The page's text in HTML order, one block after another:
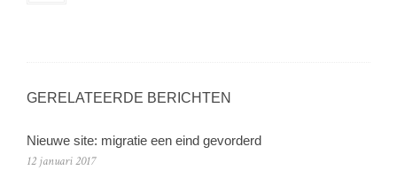
GERELATEERDE BERICHTEN
Nieuwe site: migratie een eind gevorderd
12 januari 2017